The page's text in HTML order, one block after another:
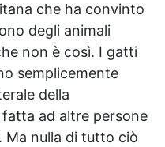
che ha convinto
degli animali
non è così. I gatti
semplicemente
della
fatta ad altre persone
Ma nulla di tutto ciò